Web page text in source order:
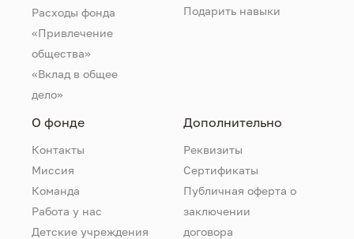
Расходы фонда
«Привлечение
общества»
«Вклад в общее
дело»
Подарить навыки
О фонде
Контакты
Миссия
Команда
Работа у нас
Детские учреждения
Дополнительно
Реквизиты
Сертификаты
Публичная оферта о
заключении
договора